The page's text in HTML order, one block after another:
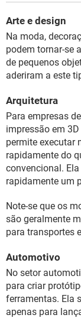
Arte e design
Na moda,
podem tornar-se
de pequenos
aderiram a este
Arquitetura
Para empresas
impressão em
permite executar
rapidamente do
convencional.
rapidamente um
Note-se que os
são geralmente
para transportes
Automotivo
No setor
para criar
ferramentas. Ela
apenas para